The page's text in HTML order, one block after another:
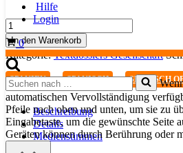
Hilfe
Login
Warenkorb
0
Suchen
nach …
automatischen Vervollständigung
Pfeile nach oben und unten, um sie zu
Eingabetaste, um die gewünschte Seite
Geräten können durch Berührung oder
La
mujer
en
España.
Textband
Menge
In den Warenkorb
Kategorie:Textdossiers Gesellschaft
SPANIEN , SPANISCH , SPANISCH
Beschreibung
Details
Medienstimmen